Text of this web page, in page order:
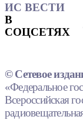
ИС ВЕСТИ
В
СОЦСЕТЯХ
© Сетевое
«Федеральное
Всероссийская